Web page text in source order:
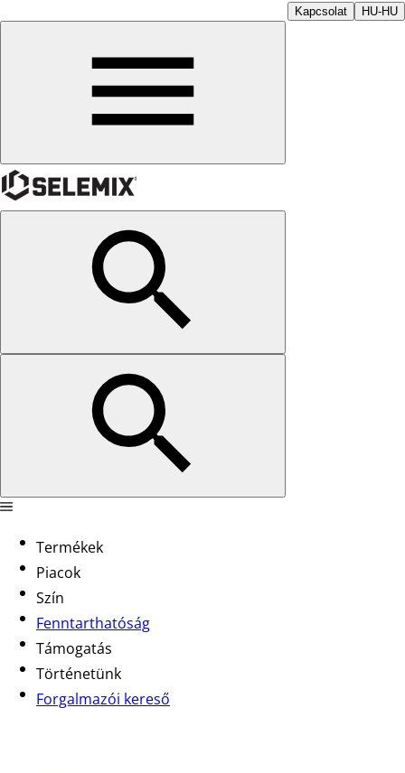
Kapcsolat HU-HU
Termékek
Piacok
Szín
Fenntarthatóság
Támogatás
Történetünk
Forgalmazói kereső